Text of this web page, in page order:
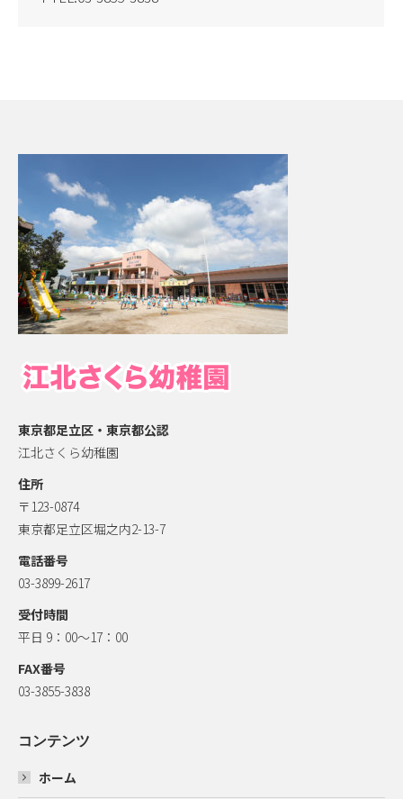
東京都足立区・東京都公認
江北さくら幼稚園
住所
〒123-0874
東京都足立区堀之内2-13-7
電話番号
03-3899-2617
受付時間
平日 9：00～17：00
FAX番号
03-3855-3838
コンテンツ
ホーム